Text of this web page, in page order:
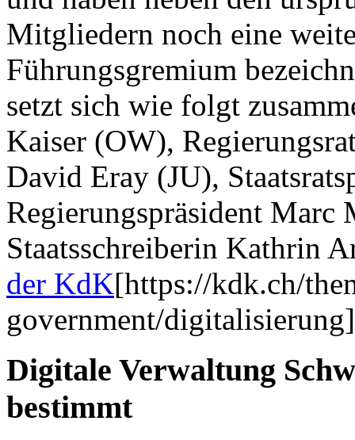
Mitgliedern noch eine
Führungsgremium
setzt sich wie folgt
Kaiser (OW),
David Eray (JU),
Regierungspräsident Marc
Staatsschreiberin Kathrin
der KdK[https://kdk.ch/
government/digitalisierung]
Digitale Verwaltung
bestimmt